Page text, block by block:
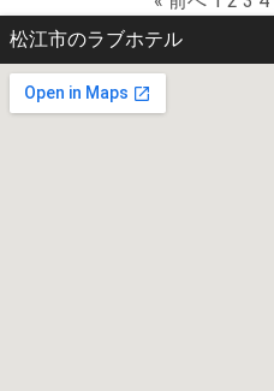
松江市のラブホテル